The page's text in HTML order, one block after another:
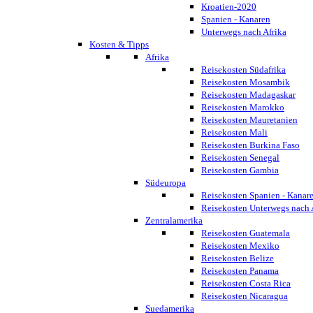
Kroatien-2020
Spanien - Kanaren
Unterwegs nach Afrika
Kosten & Tipps
Afrika
Reisekosten Südafrika
Reisekosten Mosambik
Reisekosten Madagaskar
Reisekosten Marokko
Reisekosten Mauretanien
Reisekosten Mali
Reisekosten Burkina Faso
Reisekosten Senegal
Reisekosten Gambia
Südeuropa
Reisekosten Spanien -
Reisekosten Unterwegs nach
Zentralamerika
Reisekosten Guatemala
Reisekosten Mexiko
Reisekosten Belize
Reisekosten Panama
Reisekosten Costa Rica
Reisekosten Nicaragua
Suedamerika